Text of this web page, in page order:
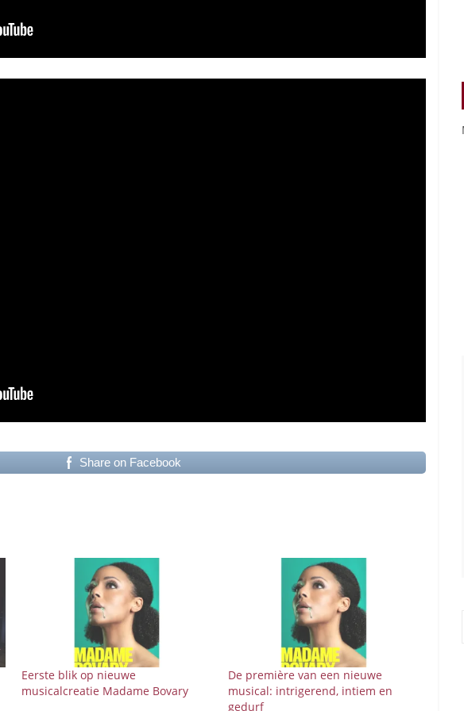
Share on Facebook
Eerste blik op nieuwe
musicalcreatie Madame Bovary
De première van een nieuwe
musical: intrigerend, intiem en
gedurf